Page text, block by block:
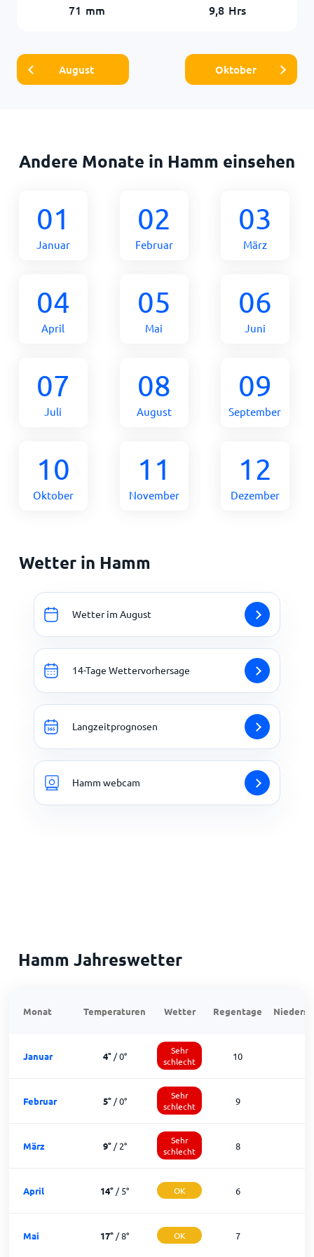
71 mm 9,8 Hrs
August Oktober
Andere Monate in Hamm einsehen
01
Januar
02
Februar
03
März
04
April
05
Mai
06
Juni
07
Juli
08
August
09
September
10
Oktober
11
November
12
Dezember
Wetter in Hamm
Wetter im August
14-Tage Wettervorhersage
Langzeitprognosen
Hamm webcam
Hamm Jahreswetter
Monat Temperaturen Wetter Regentage
Januar 4°/0°
Sehr
schlecht
10
Februar 5°/0°
Sehr
schlecht
9
März 9°/2°
Sehr
schlecht
8
April 14° /5° OK 6
Mai 17° /8° OK 7